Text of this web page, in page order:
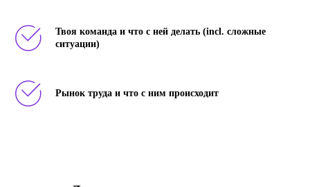
Твоя команда и что с ней делать (incl. сложные
ситуации)
Рынок труда и что с ним происходит